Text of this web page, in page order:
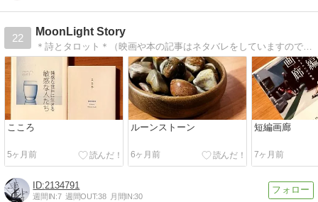
22
MoonLight Story
＊詩とタロット＊（映画や本の記事はネタバレをしていますので閲覧にはご注意ください）
こころ
5ヶ月前
ルーンストーン
6ヶ月前
短編画廊
7ヶ月前
2134791
週間IN:7 週間OUT:38 月間IN:30